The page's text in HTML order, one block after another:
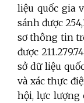
liệu quốc gia
sánh được
sơ thông tin
được
sở dữ liệu
và xác thực
hội, lực lượng